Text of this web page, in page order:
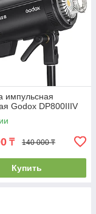
импульсная
Godox DP800IIIV
₸ 140 000 ₸
Купить